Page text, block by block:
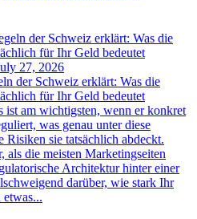
27, 2026
der Schweiz erklärt: Was die
für Ihr Geld bedeutet
ist am wichtigsten, wenn er konkret
was genau unter diese
sie tatsächlich abdeckt.
als die meisten Marketingseiten
Architektur hinter einer
darüber, wie stark Ihr